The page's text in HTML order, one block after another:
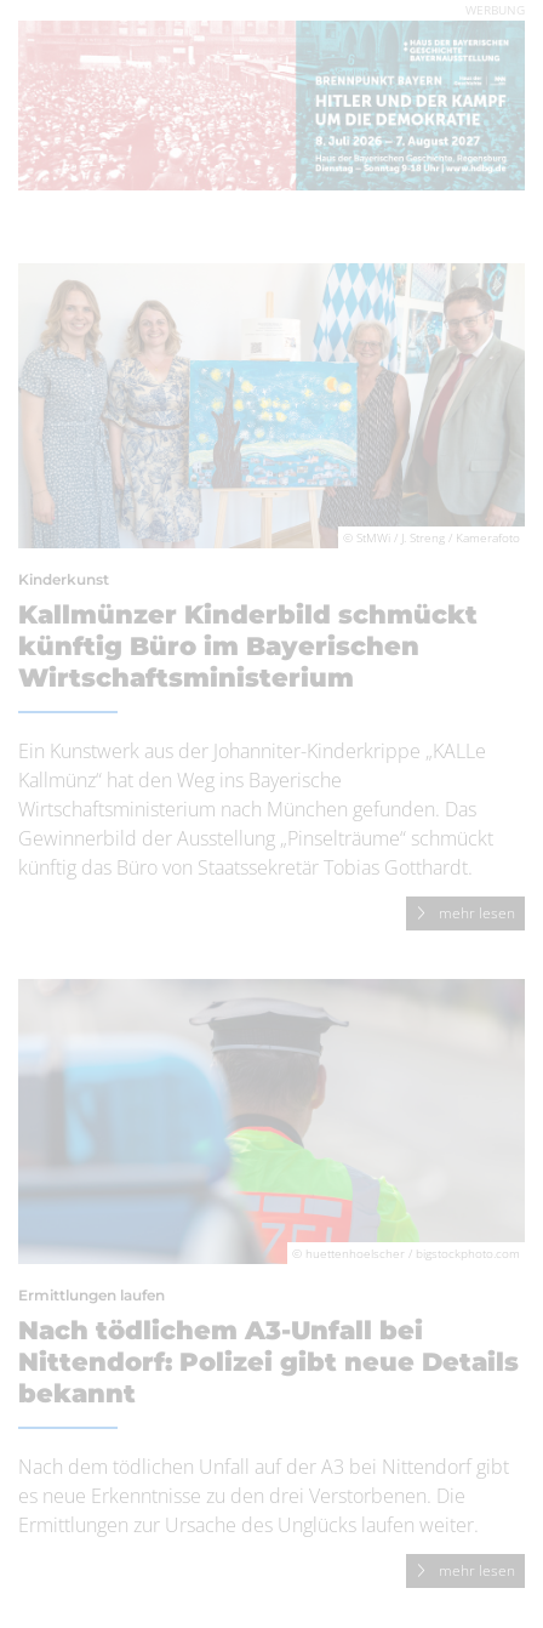
WERBUNG
© StMWi / J. Streng / Kamerafoto
Kinderkunst
Kallmünzer Kinderbild schmückt
künftig Büro im Bayerischen
Wirtschaftsministerium
Ein Kunstwerk aus der Johanniter-Kinderkrippe „KALLe
Kallmünz“ hat den Weg ins Bayerische
Wirtschaftsministerium nach München gefunden. Das
Gewinnerbild der Ausstellung „Pinselträume“ schmückt
künftig das Büro von Staatssekretär Tobias Gotthardt.
mehr lesen
© huettenhoelscher / bigstockphoto.com
Ermittlungen laufen
Nach tödlichem A3-Unfall bei
Nittendorf: Polizei gibt neue Details
bekannt
Nach dem tödlichen Unfall auf der A3 bei Nittendorf gibt
es neue Erkenntnisse zu den drei Verstorbenen. Die
Ermittlungen zur Ursache des Unglücks laufen weiter.
mehr lesen